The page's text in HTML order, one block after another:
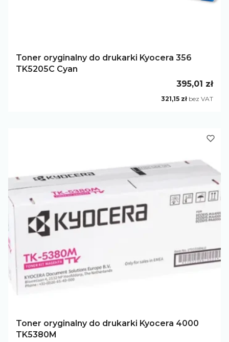
Toner oryginalny do drukarki Kyocera 356
TK5205C Cyan
Cena
395,01 zł
Cena
321,15 zł bez VAT
Toner oryginalny do drukarki Kyocera 4000
TK5380M